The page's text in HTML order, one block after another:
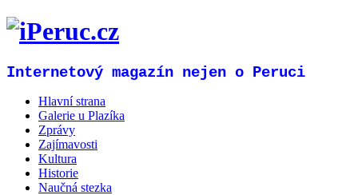
Internetový magazín nejen o Peruci
Hlavní strana
Galerie u Plazíka
Zprávy
Zajímavosti
Kultura
Historie
Naučná stezka